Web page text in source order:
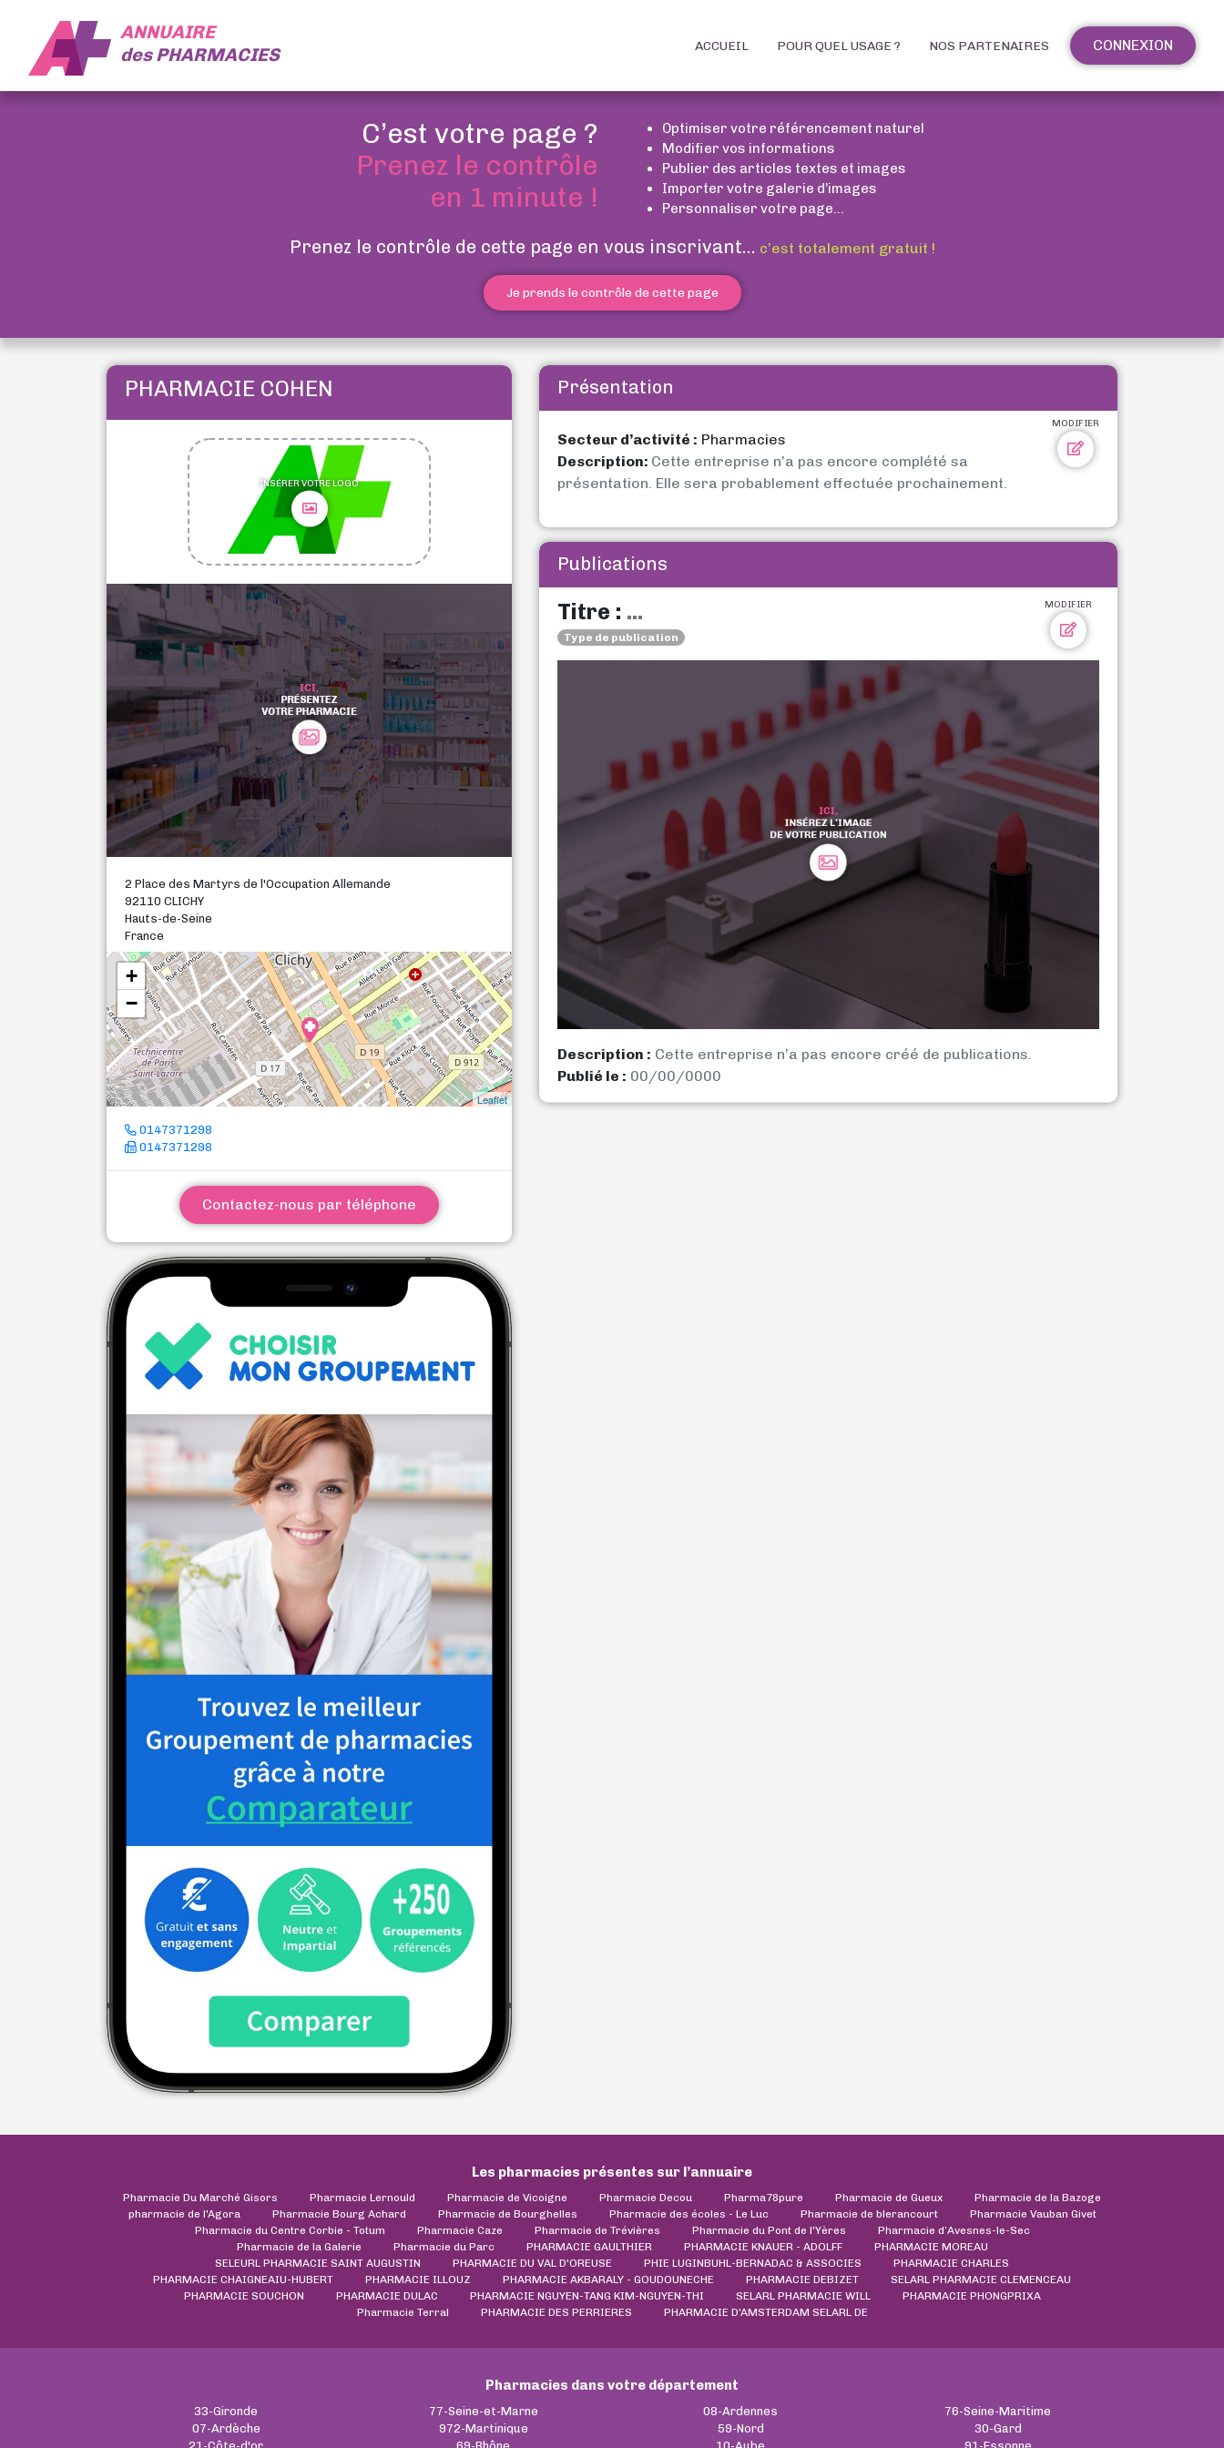
ANNUAIRE
desPHARMACIES ACCUEIL POUR QUEL USAGE ? NOS PARTENAIRES CONNEXION
C’est votre page ?
Prenez le contrôle
en 1 minute !
Optimiser votre référencement naturel
Modifier vos informations
Publier des articles textes et images
Importer votre galerie d’images
Personnaliser votre page...
Prenez le contrôle de cette page en vous inscrivant... c’est totalement gratuit !
Je prends le contrôle de cette page
PHARMACIE COHEN
INSÉRER VOTRE LOGO
2 Place des Martyrs de l'Occupation Allemande
92110 CLICHY
Hauts-de-Seine
France
+
−
Leaflet
0147371298
0147371298
Contactez-nous par téléphone
Présentation
MODIFIER
Secteur d’activité : Pharmacies
Description: Cette entreprise n’a pas encore complété sa
présentation. Elle sera probablement effectuée prochainement.
Publications
MODIFIER
Titre : ...
Type de publication
Description : Cette entreprise n’a pas encore créé de publications.
Publié le : 00/00/0000
Les pharmacies présentes sur l’annuaire
Pharmacie Du Marché Gisors Pharmacie Lernould Pharmacie de Vicoigne Pharmacie Decou Pharma78pure Pharmacie de Gueux
Pharmacie de la Bazoge
pharmacie de l'Agora
Pharmacie Bourg Achard Pharmacie de Bourghelles Pharmacie des écoles - Le Luc Pharmacie de blerancourt
Pharmacie Vauban Givet
Pharmacie du Centre Corbie - Totum
Pharmacie Caze Pharmacie de Trévières Pharmacie du Pont de l'Yères
Pharmacie d’Avesnes-le-Sec
Pharmacie de la Galerie
Pharmacie du Parc PHARMACIE GAULTHIER PHARMACIE KNAUER - ADOLFF
PHARMACIE MOREAU
SELEURL PHARMACIE SAINT AUGUSTIN
PHARMACIE DU VAL D'OREUSE PHIE LUGINBUHL-BERNADAC & ASSOCIES
PHARMACIE CHARLES
PHARMACIE CHAIGNEAIU-HUBERT
PHARMACIE ILLOUZ PHARMACIE AKBARALY - GOUDOUNECHE PHARMACIE DEBIZET
SELARL PHARMACIE CLEMENCEAU
PHARMACIE SOUCHON
PHARMACIE DULAC PHARMACIE NGUYEN-TANG KIM-NGUYEN-THI SELARL PHARMACIE WILL
PHARMACIE PHONGPRIXA
Pharmacie Terral
PHARMACIE DES PERRIERES PHARMACIE D'AMSTERDAM SELARL DE
Pharmacies dans votre département
33-Gironde
07-Ardèche
77-Seine-et-Marne
972-Martinique
08-Ardennes
59-Nord
76-Seine-Maritime
30-Gard